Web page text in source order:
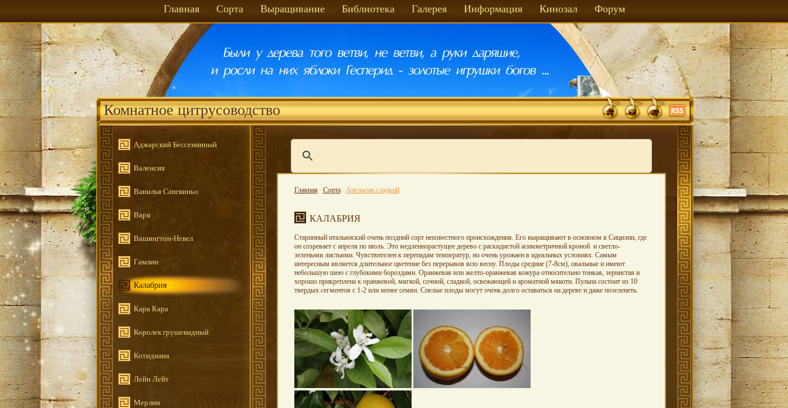
Главная Сорта Выращивание Библиотека Галерея Информация Кинозал Форум
Комнатное цитрусоводство
Аджарский Бессемянный
Валенсия
Ванилья Сангвиньо
Варя
Вашингтон-Невел
Гамлин
Калабрия
Кара Кара
Королек грушевидный
Котидиана
Лейн Лейт
Мерлин
Главная/ Сорта/ Апельсин сладкий
КАЛАБРИЯ
Старинный итальянский очень поздний сорт неизвестного происхождения. Его выращивают в основном в Сицилии, где
он созревает с апреля по июль. Это медленнорастущее дерево с раскидистой асимметричной кроной и светло-
зелеными листьями. Чувствителен к перепадам температур, но очень урожаен в идеальных условиях. Самым
интересным является длительное цветение без перерывов всю весну. Плоды средние (7-8см), овальные и имеют
небольшую шею с глубокими бороздами. Оранжевая или желто-оранжевая кожура относительно тонкая, зернистая и
хорошо прикреплена к оранжевой, мягкой, сочной, сладкой, освежающей и ароматной мякоти. Пульпа состоит из 10
твердых сегментов с 1-2 или менее семян. Спелые плоды могут очень долго оставаться на дереве и даже позеленеть.